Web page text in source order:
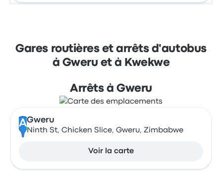
Gares routières et arrêts d'autobus
à Gweru et à Kwekwe
Arrêts à Gweru
AGweru
Ninth St, Chicken Slice, Gweru, Zimbabwe
Voir la carte